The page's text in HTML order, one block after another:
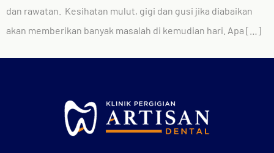
dan rawatan. Kesihatan mulut, gigi dan gusi jika diabaikan
akan memberikan banyak masalah di kemudian hari. Apa […]